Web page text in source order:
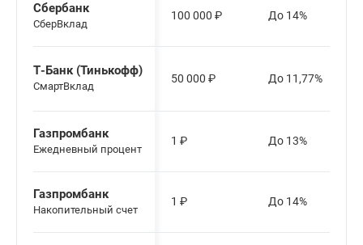
Сбербанк
СберВклад
100 000 ₽ До 14%
Т-Банк (Тинькофф)
СмартВклад
50 000 ₽ До 11,77%
Газпромбанк
Ежедневный процент
1 ₽ До 13%
Газпромбанк
Накопительный счет
1 ₽ До 14%